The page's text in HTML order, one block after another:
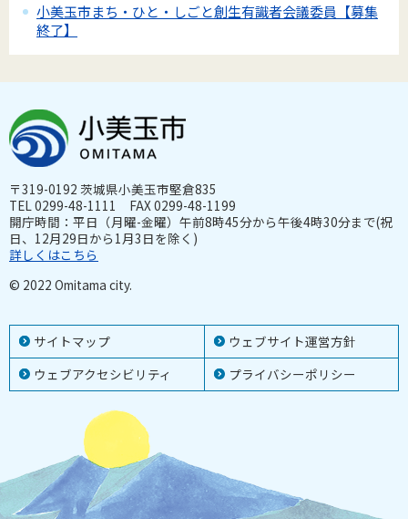
小美玉市まち・ひと・しごと創生有識者会議委員【募集
終了】
サイトマップ
ウェブサイト運営方針
ウェブアクセシビリティ
プライバシーポリシー
〒319-0192 茨城県小美玉市堅倉835
TEL 0299-48-1111 FAX 0299-48-1199
開庁時間：平日（月曜-金曜）午前8時45分から午後4時30分まで(祝
日、12月29日から1月3日を除く)
詳しくはこちら
© 2022 Omitama city.